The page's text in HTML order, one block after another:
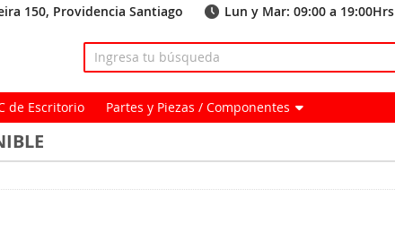
150, Providencia Santiago Lun y Mar: 09:00 a
de Escritorio Partes y Piezas / Componentes